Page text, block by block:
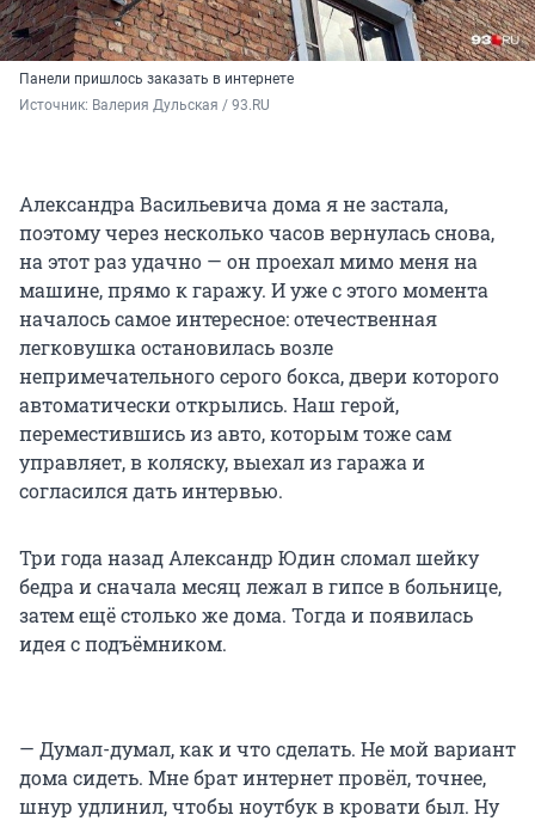
Панели пришлось заказать в интернете
Источник: Валерия Дульская / 93.RU
Александра Васильевича дома я не застала,
поэтому через несколько часов вернулась снова,
на этот раз удачно — он проехал мимо меня на
машине, прямо к гаражу. И уже с этого момента
началось самое интересное: отечественная
легковушка остановилась возле
непримечательного серого бокса, двери которого
автоматически открылись. Наш герой,
переместившись из авто, которым тоже сам
управляет, в коляску, выехал из гаража и
согласился дать интервью.
Три года назад Александр Юдин сломал шейку
бедра и сначала месяц лежал в гипсе в больнице,
затем ещё столько же дома. Тогда и появилась
идея с подъёмником.
— Думал-думал, как и что сделать. Не мой вариант
дома сидеть. Мне брат интернет провёл, точнее,
шнур удлинил, чтобы ноутбук в кровати был. Ну